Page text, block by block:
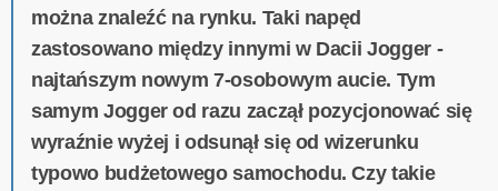
można znaleźć na rynku. Taki napęd
zastosowano między innymi w Dacii Jogger -
najtańszym nowym 7-osobowym aucie. Tym
samym Jogger od razu zaczął pozycjonować się
wyraźnie wyżej i odsunął się od wizerunku
typowo budżetowego samochodu. Czy takie